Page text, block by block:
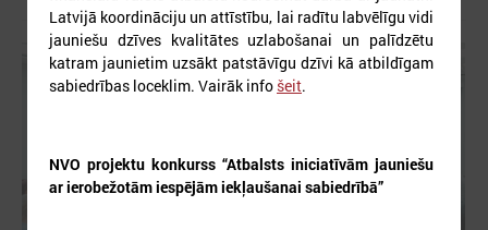
Latvijā koordināciju un attīstību, lai radītu labvēlīgu vidi
jauniešu dzīves kvalitātes uzlabošanai un palīdzētu
katram jaunietim uzsākt patstāvīgu dzīvi kā atbildīgam
sabiedrības loceklim. Vairāk info šeit.
NVO projektu konkurss “Atbalsts iniciatīvām jauniešu
ar ierobežotām iespējām iekļaušanai sabiedrībā”